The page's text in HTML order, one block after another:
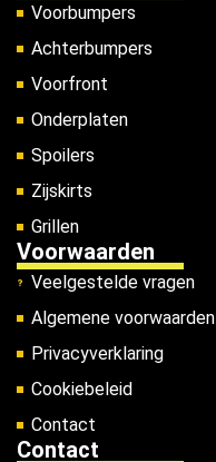
Voorbumpers
Achterbumpers
Voorfront
Onderplaten
Spoilers
Zijskirts
Grillen
Voorwaarden
Veelgestelde vragen
Algemene voorwaarden
Privacyverklaring
Cookiebeleid
Contact
Contact